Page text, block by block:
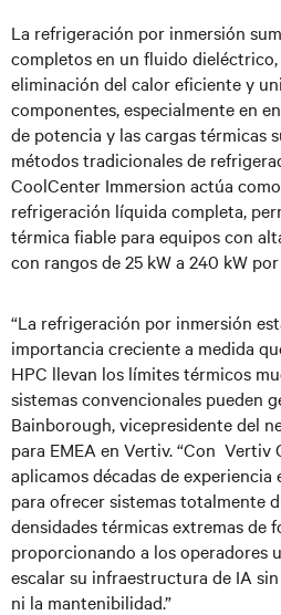
La refrigeración por inmersión
completos en un fluido
eliminación del calor eficiente y
componentes, especialmente en
de potencia y las cargas térmicas
métodos tradicionales de
CoolCenter Immersion actúa
refrigeración líquida completa,
térmica fiable para equipos con
con rangos de 25 kW a 240 kW
“La refrigeración por inmersión
importancia creciente a medida
HPC llevan los límites térmicos
sistemas convencionales pueden
Bainborough, vicepresidente del
para EMEA en Vertiv. “Con Vertiv
aplicamos décadas de
para ofrecer sistemas totalmente
densidades térmicas extremas de
proporcionando a los operadores
escalar su infraestructura de IA
ni la mantenibilidad.”